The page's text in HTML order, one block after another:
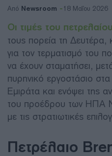
Από Newsroom 18 Μαΐου 2026
Οι τιμές του πετρελαίου
τους πορεία τη
για τον τερματισμό του
να έχουν σταματήσει,
πυρηνικό εργοστάσιο
Εμιράτα και ενόψει της
του προέδρου των ΗΠΑ
με τις στρατιωτικές
Πετρέλαιο